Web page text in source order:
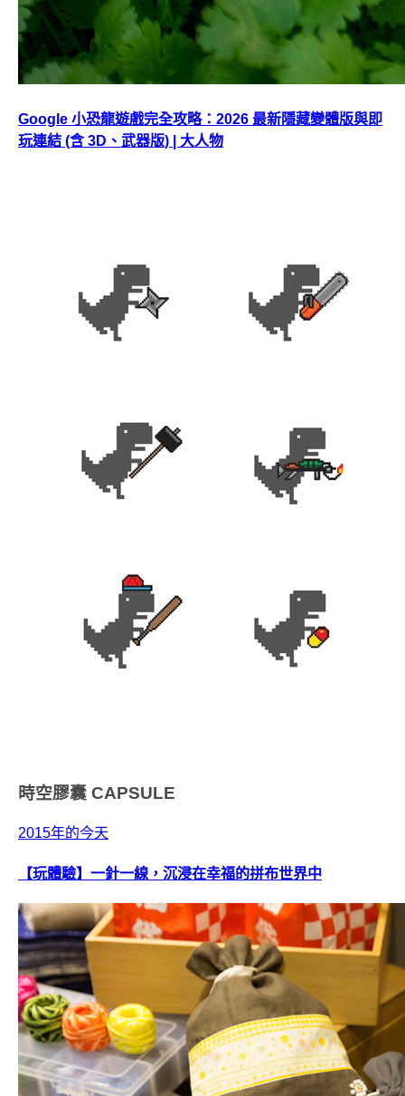
Google 小恐龍遊戲完全攻略：2026 最新隱藏變體版與即
玩連結 (含 3D、武器版) | 大人物
時空膠囊 CAPSULE
2015年的今天
【玩體驗】一針一線，沉浸在幸福的拼布世界中